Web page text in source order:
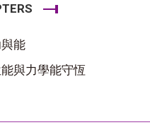
能
與力學能守恆